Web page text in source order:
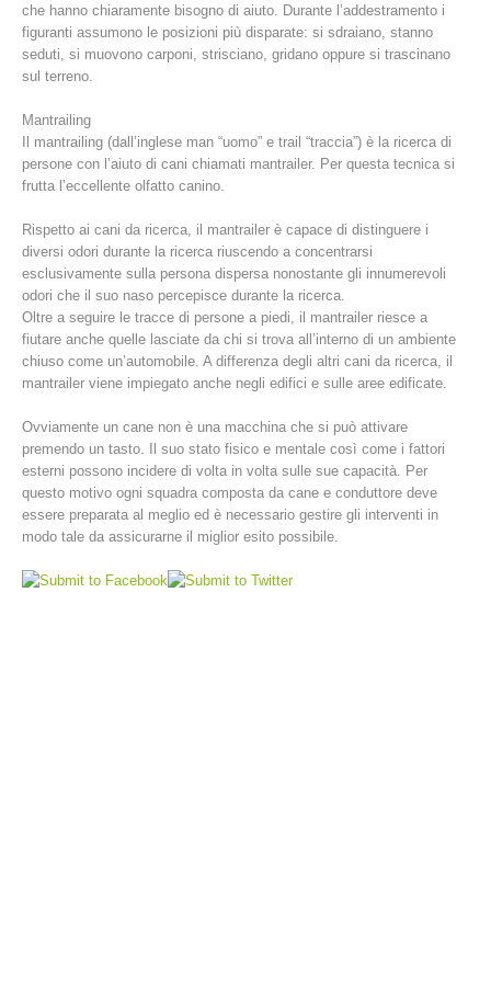
Richiesta di soccorso
che hanno chiaramente bisogno di aiuto. Durante l’addestramento i
figuranti assumono le posizioni più disparate: si sdraiano, stanno
seduti, si muovono carponi, strisciano, gridano oppure si trascinano
sul terreno.
Mantrailing
Il mantrailing (dall’inglese man “uomo” e trail “traccia”) è la ricerca di
persone con l’aiuto di cani chiamati mantrailer. Per questa tecnica si
frutta l’eccellente olfatto canino.
Rispetto ai cani da ricerca, il mantrailer è capace di distinguere i
diversi odori durante la ricerca riuscendo a concentrarsi
esclusivamente sulla persona dispersa nonostante gli innumerevoli
odori che il suo naso percepisce durante la ricerca.
Oltre a seguire le tracce di persone a piedi, il mantrailer riesce a
fiutare anche quelle lasciate da chi si trova all’interno di un ambiente
chiuso come un’automobile. A differenza degli altri cani da ricerca, il
mantrailer viene impiegato anche negli edifici e sulle aree edificate.
Ovviamente un cane non è una macchina che si può attivare
premendo un tasto. Il suo stato fisico e mentale così come i fattori
esterni possono incidere di volta in volta sulle sue capacità. Per
questo motivo ogni squadra composta da cane e conduttore deve
essere preparata al meglio ed è necessario gestire gli interventi in
modo tale da assicurarne il miglior esito possibile.